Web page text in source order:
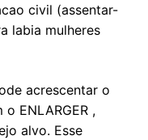
civil (assentar-
labia mulheres
acrescentar o
ENLARGER ,
alvo. Esse